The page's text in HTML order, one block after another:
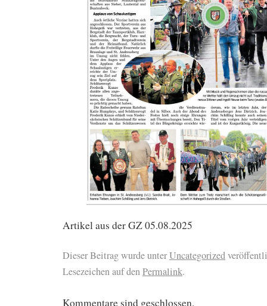
Artikel aus der GZ 05.08.2025
Dieser Beitrag wurde unterUncategorized
Lesezeichen auf denPermalink.
Kommentare sind geschlossen.